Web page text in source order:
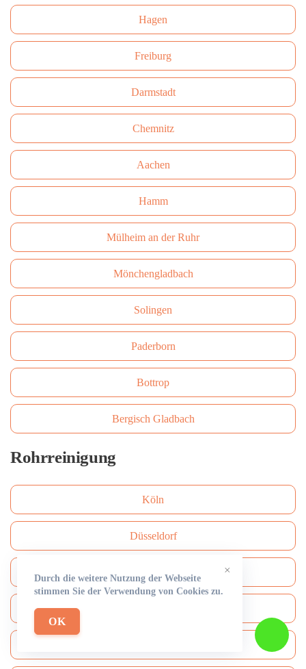
Hagen
Freiburg
Darmstadt
Сhemnitz
Aachen
Hamm
Mülheim an der Ruhr
Mönchengladbach
Solingen
Paderborn
Bottrop
Bergisch Gladbach
Rohrreinigung
Köln
Düsseldorf
Frankfurt am Main ×
Durch die weitere Nutzung der Webseite
stimmen Sie der Verwendung von Cookies zu.
OK